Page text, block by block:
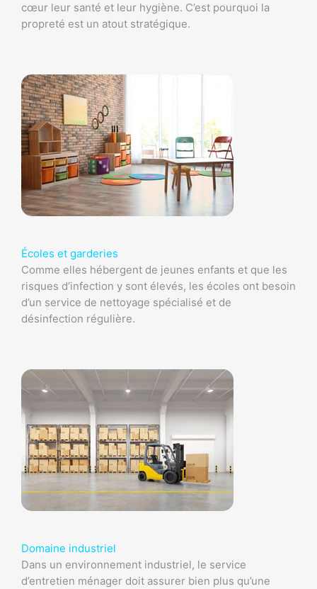
cœur leur santé et leur hygiène. C’est pourquoi la
propreté est un atout stratégique.
Écoles et garderies
Comme elles hébergent de jeunes enfants et que les
risques d’infection y sont élevés, les écoles ont besoin
d’un service de nettoyage spécialisé et de
désinfection régulière.
Domaine industriel
Dans un environnement industriel, le service
d’entretien ménager doit assurer bien plus qu’une